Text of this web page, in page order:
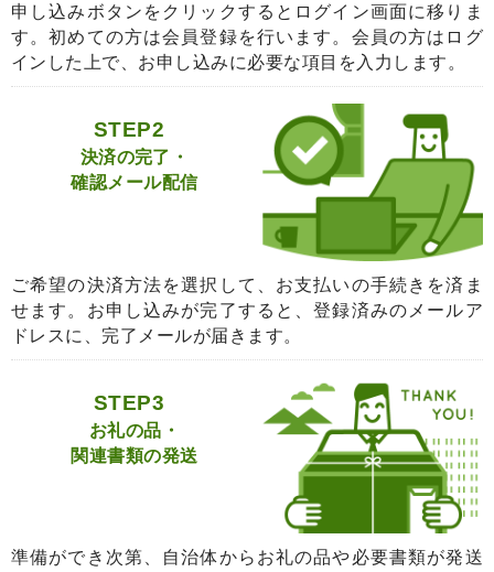
申し込みボタンをクリックするとログイン画面に移りま
す。初めての方は会員登録を行います。会員の方はログ
インした上で、お申し込みに必要な項目を入力します。
STEP2
決済の完了・
確認メール配信
ご希望の決済方法を選択して、お支払いの手続きを済ま
せます。お申し込みが完了すると、登録済みのメールア
ドレスに、完了メールが届きます。
STEP3
お礼の品・
関連書類の発送
準備ができ次第、自治体からお礼の品や必要書類が発送